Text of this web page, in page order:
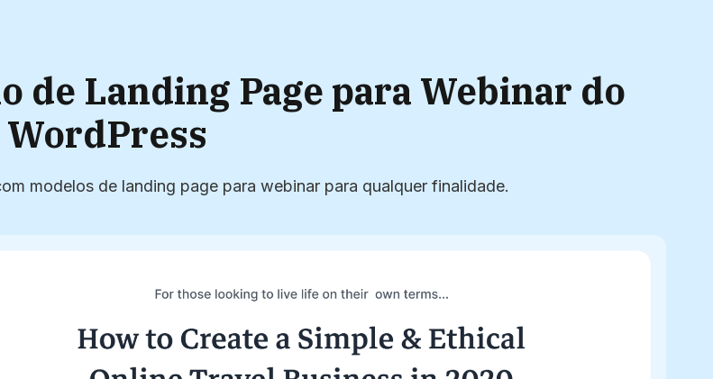
de Landing Page para Webinar do
WordPress
modelos de landing page para webinar para qualquer finalidade.